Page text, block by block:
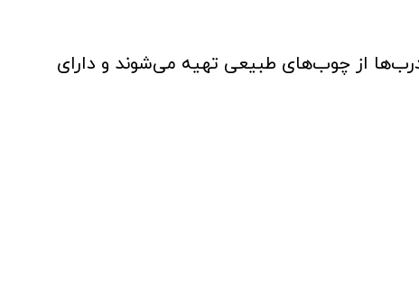
از چوب‌های طبیعی تهیه می‌شوند و دارای